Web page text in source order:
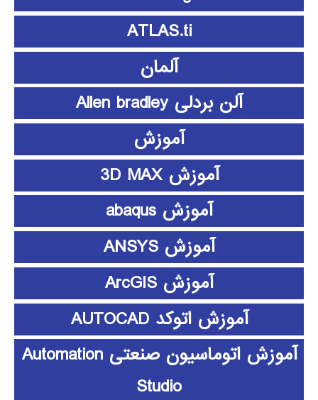
ATLAS.ti
آلمان
آلن بردلی Allen bradley
آموزش
آموزش 3D MAX
آموزش abaqus
آموزش ANSYS
آموزش ArcGIS
آموزش اتوکد AUTOCAD
آموزش اتوماسیون صنعتی Automation
Studio